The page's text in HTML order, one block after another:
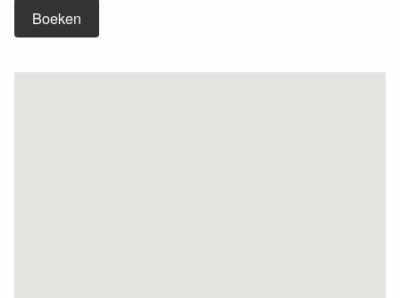
Boeken